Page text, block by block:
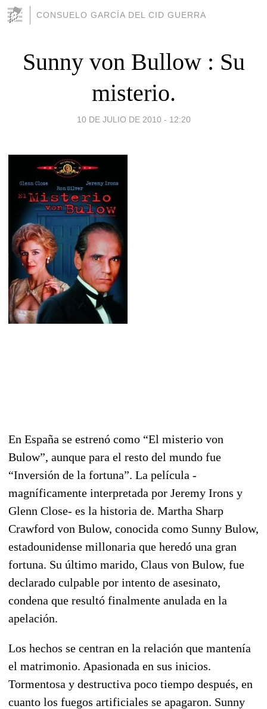
CONSUELO GARCÍA DEL CID GUERRA
Sunny von Bullow : Su
misterio.
10 DE JULIO DE 2010 - 12:20
En España se estrenó como “El misterio von
Bulow”, aunque para el resto del mundo fue
“Inversión de la fortuna”. La película -
magníficamente interpretada por Jeremy Irons y
Glenn Close- es la historia de. Martha Sharp
Crawford von Bulow, conocida como Sunny Bulow,
estadounidense millonaria que heredó una gran
fortuna. Su último marido, Claus von Bulow, fue
declarado culpable por intento de asesinato,
condena que resultó finalmente anulada en la
apelación.
Los hechos se centran en la relación que mantenía
el matrimonio. Apasionada en sus inicios.
Tormentosa y destructiva poco tiempo después, en
cuanto los fuegos artificiales se apagaron. Sunny